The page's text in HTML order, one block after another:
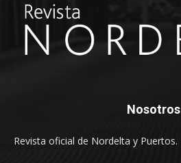
Nosotros
Revista oficial de Nordelta y Puertos.